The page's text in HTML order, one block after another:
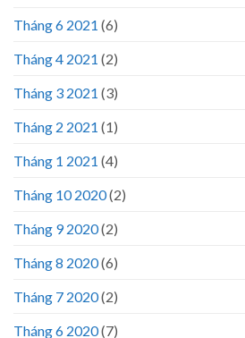
Tháng 6 2021 (6)
Tháng 4 2021 (2)
Tháng 3 2021 (3)
Tháng 2 2021 (1)
Tháng 1 2021 (4)
Tháng 10 2020(2)
Tháng 9 2020(2)
Tháng 8 2020(6)
Tháng 7 2020(2)
Tháng 6 2020(7)